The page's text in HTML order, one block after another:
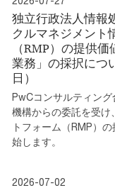
独立行政法人情報
クルマネジメント
（RMP）の提供価
業務」の採択につ
日）
PwCコンサルティン
機構からの委託を受け
トフォーム（RMP）
始します。
2026-07-02